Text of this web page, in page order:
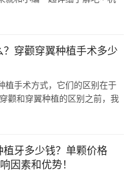
穿颧穿翼种植手术多少
植手术方式，它们的区别在于
颧和穿翼种植的区别之前，我
牙多少钱？单颗价格
因素和优势！